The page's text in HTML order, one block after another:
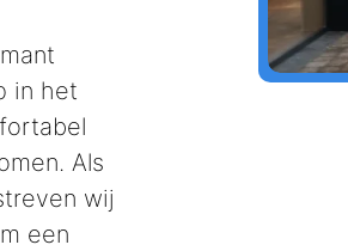
in het
Als
wij
een